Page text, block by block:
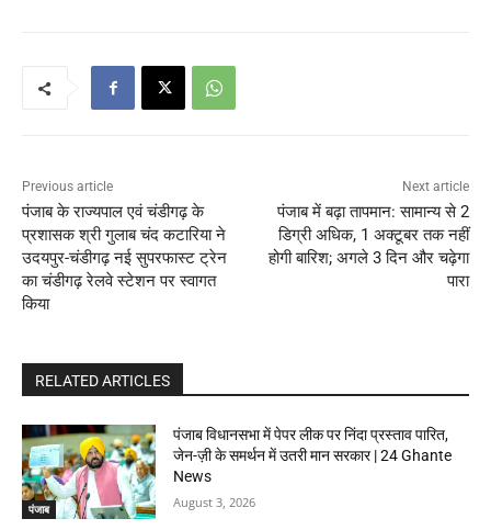
Previous article
पंजाब के राज्यपाल एवं चंडीगढ़ के
प्रशासक श्री गुलाब चंद कटारिया ने
उदयपुर-चंडीगढ़ नई सुपरफास्ट ट्रेन
का चंडीगढ़ रेलवे स्टेशन पर स्वागत
किया
Next article
पंजाब में बढ़ा तापमान: सामान्य से 2
डिग्री अधिक, 1 अक्टूबर तक नहीं
होगी बारिश; अगले 3 दिन और चढ़ेगा
पारा
RELATED ARTICLES
पंजाब
पंजाब विधानसभा में पेपर लीक पर निंदा प्रस्ताव पारित,
जेन-ज़ी के समर्थन में उतरी मान सरकार | 24 Ghante
News
August 3, 2026